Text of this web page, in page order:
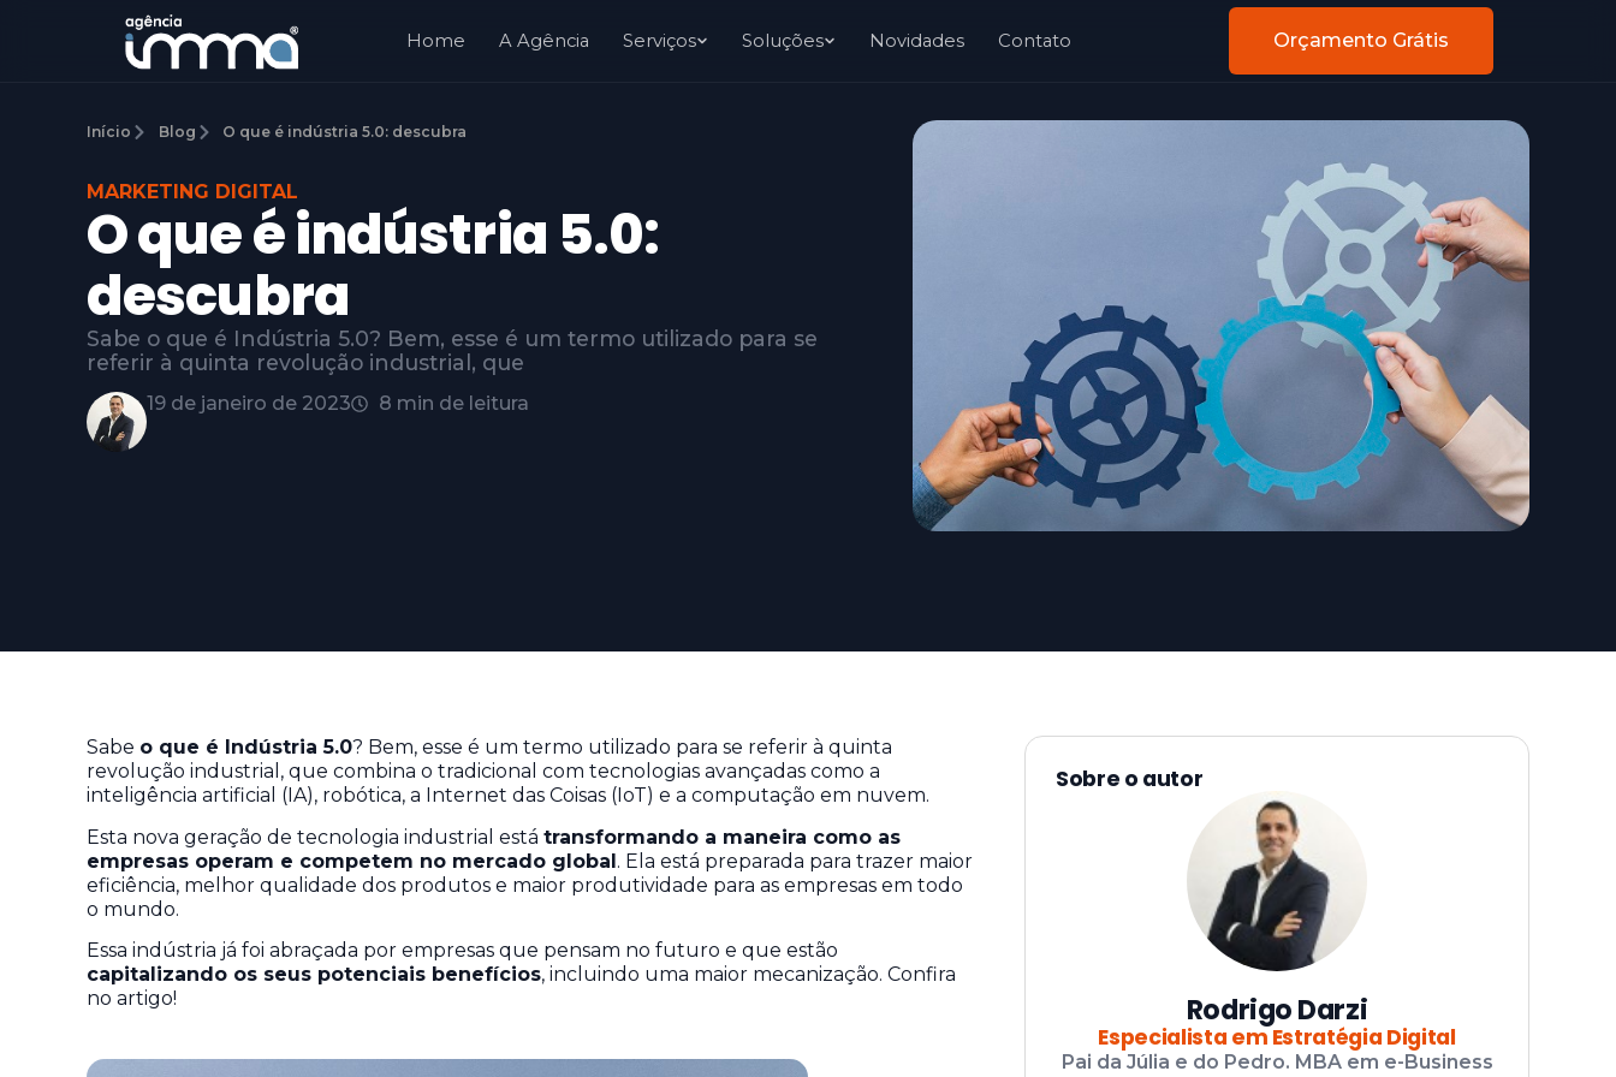
Home A Agência Serviços Soluções Novidades Contato Orçamento Grátis
Início Blog O que é indústria 5.0: descubra
MARKETING DIGITAL
O que é indústria 5.0:
descubra
Sabe o que é Indústria 5.0? Bem, esse é um termo utilizado para se
referir à quinta revolução industrial, que
19 de janeiro de 2023 8 min de leitura
Sabe o que é Indústria 5.0? Bem, esse é um termo utilizado para se referir à quinta
revolução industrial, que combina o tradicional com tecnologias avançadas como a
inteligência artificial (IA), robótica, a Internet das Coisas (IoT) e a computação em nuvem.
Esta nova geração de tecnologia industrial está transformando a maneira como as
empresas operam e competem no mercado global. Ela está preparada para trazer maior
eficiência, melhor qualidade dos produtos e maior produtividade para as empresas em todo
o mundo.
Essa indústria já foi abraçada por empresas que pensam no futuro e que estão
capitalizando os seus potenciais benefícios, incluindo uma maior mecanização. Confira
no artigo!
Sobre o autor
Rodrigo Darzi
Especialista em Estratégia Digital
Pai da Júlia e do Pedro. MBA em e-Business